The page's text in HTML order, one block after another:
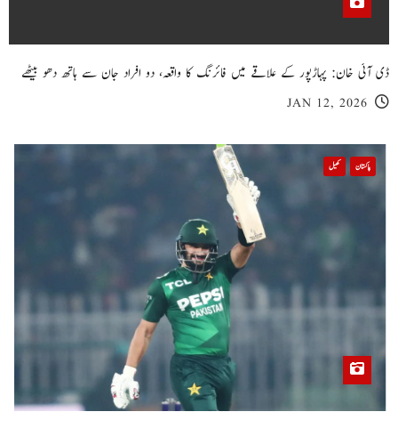
ڈی آئی خان: پہاڑپور کے علاقے میں فائرنگ کا واقعہ، دو افراد جان سے ہاتھ دھو بیٹھے
JAN 12, 2026
پاکستان کھیل